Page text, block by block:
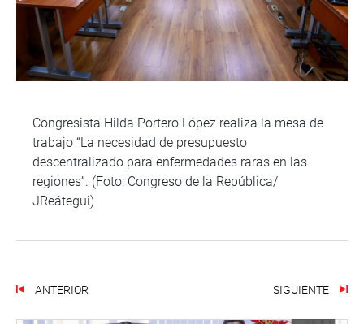
Congresista Hilda Portero López realiza la mesa de
trabajo “La necesidad de presupuesto
descentralizado para enfermedades raras en las
regiones”. (Foto: Congreso de la República/
JReátegui)
ANTERIOR SIGUIENTE